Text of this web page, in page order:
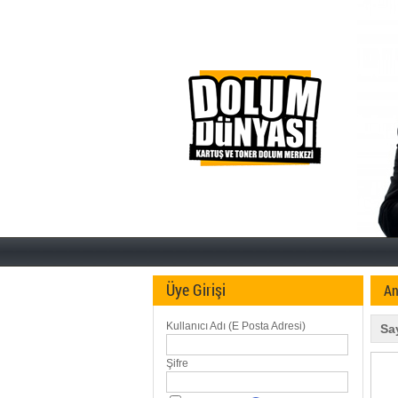
Üye Girişi
Kullanıcı Adı (E Posta Adresi)
Şifre